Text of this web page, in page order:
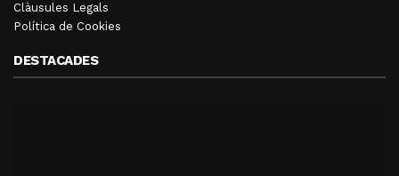
Clàusules Legals
Política de Cookies
DESTACADES